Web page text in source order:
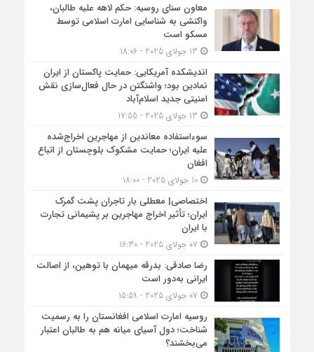
معاون سنای روسیه: حکم لاهه علیه طالبان،
واکنشی به شناسایی امارت اسلامی توسط
مسکو است
اندیشکده آمریکایی: حمایت پاکستان از ایران
نمادین بود؛ واشنگتن در حال فعال‌سازی نقش
امنیتی جدید اسلام‌آباد
سوءاستفاده معاندین از مهاجرین اخراج‌شده
علیه ایران؛ حمایت مشکوک بلوچستان از اتباع
افغان
10 جولای 2025 - 18:00
اختصاصی| معطلی بار تاجران پشت گمرک
ایران؛ تأثیر اخراج مهاجرین بر پشیمانی تجارت
با ایران
رضا صادقی: بدرقه میهمان با توهین، از اصالت
ایرانی به‌دور است
روسیه امارت اسلامی افغانستان را به رسمیت
شناخت؛ دول آسیای میانه هم به طالبان اعتبار
می‎‌بخشند؟